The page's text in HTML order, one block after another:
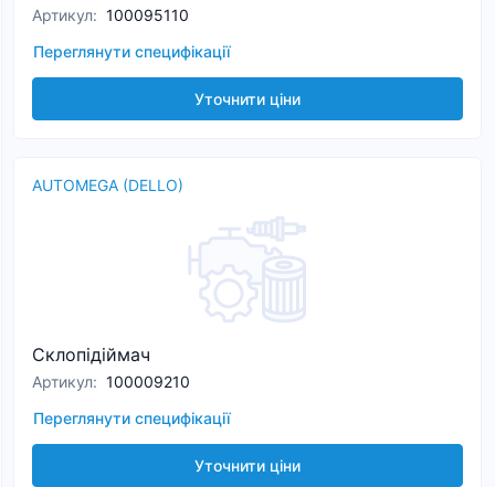
Артикул: 100095110
Переглянути специфікації
Уточнити ціни
AUTOMEGA (DELLO)
Склопідіймач
Артикул: 100009210
Переглянути специфікації
Уточнити ціни